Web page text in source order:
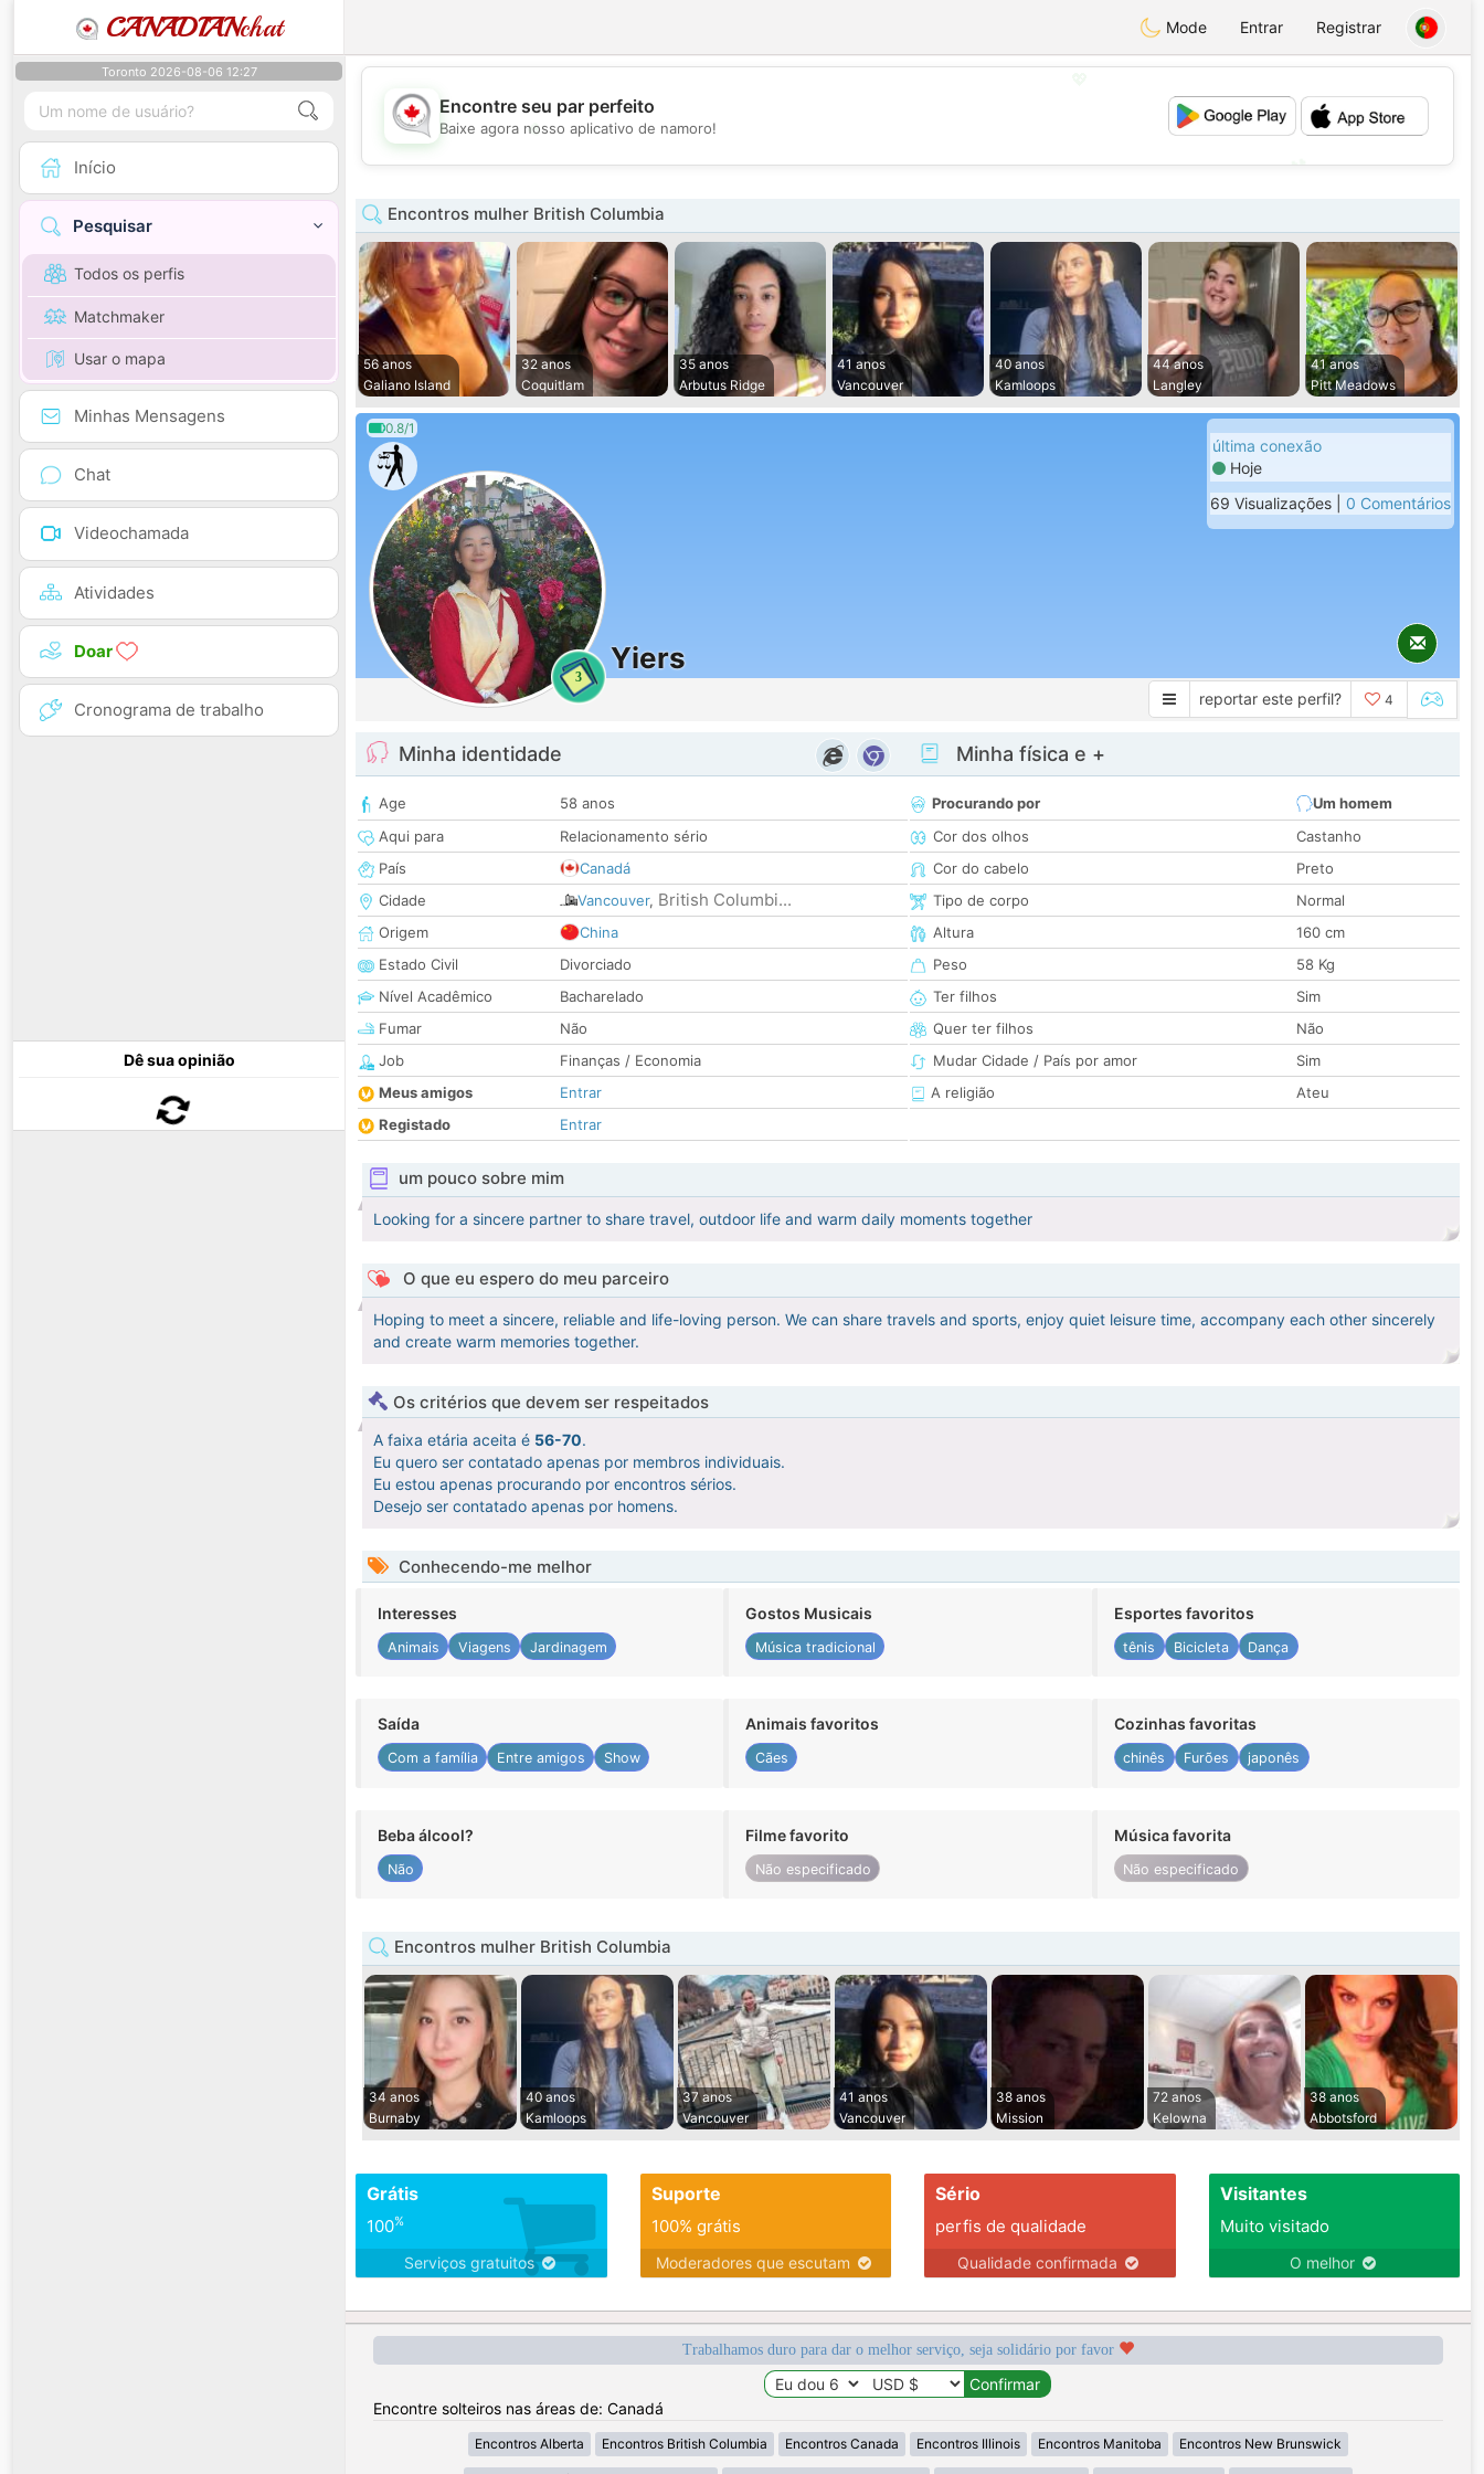
CANADIANchat Mode Entrar Registrar
Toronto 2026-08-06 12:27
Início
Pesquisar
Todos os perfis
Matchmaker
Usar o mapa
Minhas Mensagens
Chat
Videochamada
Atividades
Doar
Cronograma de trabalho
Dê sua opinião
💕
Encontre seu par perfeito
Baixe agora nosso aplicativo de namoro!
Encontros mulher British Columbia
56 anos
Galiano Island
32 anos
Coquitlam
35 anos
Arbutus Ridge
41 anos
Vancouver
40 anos
Kamloops
44 anos
Langley
41 anos
Pitt Meadows
0.8/1
3
Yiers
última conexão
Hoje
69 Visualizações | 0 Comentários
reportar este perfil? 4
Minha identidade
Age
58 anos
Aqui para
Relacionamento sério
País
Canadá
Cidade
Vancouver, British Columbi...
Origem
China
Estado Civil
Divorciado
Nível Acadêmico
Bacharelado
Fumar
Não
Job
Finanças / Economia
Meus amigos
Entrar
Registado
Entrar
Minha física e +
Procurando por
Um homem
Cor dos olhos
Castanho
Cor do cabelo
Preto
Tipo de corpo
Normal
Altura
160 cm
Peso
58 Kg
Ter filhos
Sim
Quer ter filhos
Não
Mudar Cidade / País por amor
Sim
A religião
Ateu
um pouco sobre mim
Looking for a sincere partner to share travel, outdoor life and warm daily moments together
O que eu espero do meu parceiro
Hoping to meet a sincere, reliable and life-loving person. We can share travels and sports, enjoy quiet leisure time, accompany each other sincerely
and create warm memories together.
Os critérios que devem ser respeitados
A faixa etária aceita é 56-70.
Eu quero ser contatado apenas por membros individuais.
Eu estou apenas procurando por encontros sérios.
Desejo ser contatado apenas por homens.
Conhecendo-me melhor
Interesses
Animais Viagens Jardinagem
Gostos Musicais
Música tradicional
Esportes favoritos
tênis Bicicleta Dança
Saída
Com a família Entre amigos Show
Animais favoritos
Cães
Cozinhas favoritas
chinês Furões japonês
Beba álcool?
Não
Filme favorito
Não especificado
Música favorita
Não especificado
Encontros mulher British Columbia
34 anos
Burnaby
40 anos
Kamloops
37 anos
Vancouver
41 anos
Vancouver
38 anos
Mission
72 anos
Kelowna
38 anos
Abbotsford
Grátis
100%
Serviços gratuitos
Suporte
100% grátis
Moderadores que escutam
Sério
perfis de qualidade
Qualidade confirmada
Visitantes
Muito visitado
O melhor
Trabalhamos duro para dar o melhor serviço, seja solidário por favor
Encontre solteiros nas áreas de: Canadá
Encontros Alberta Encontros British Columbia Encontros Canada Encontros Illinois Encontros Manitoba Encontros New Brunswick